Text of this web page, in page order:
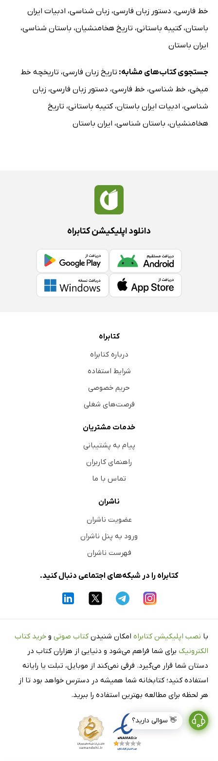
خط فارسی، دستور زبان فارسی، زبان شناسی، ادبیات ایران
باستان،کتیبه باستانی، تاریخ هخامنشیان، باستان شناسی،
ایران باستان
جستجوی کتاب‌های مشابه: تاریخ زبان فارسی، تاریخچه خط
میخی، خط شناسی، خط فارسی، دستور زبان فارسی، زبان
شناسی، ادبیات ایران باستان،کتیبه باستانی، تاریخ
هخامنشیان، باستان شناسی، ایران باستان
👋 سوالی دارید؟
دانلود اپلیکیشن کتابراه
کتابراه
درباره کتابراه
شرایط استفاده
حریم خصوصی
فرصت‌های شغلی
خدمات مشتریان
پیام به پشتیبانی
راهنمای کاربران
تماس با ما
ناشران
عضویت ناشران
ورود به پنل ناشران
فهرست ناشران
کتابراه را در شبکه‌های اجتماعی دنبال کنید.
با نصب اپلیکیشن کتابراه امکان شنیدن کتاب صوتی و خرید کتاب
الکترونیک برای شما فراهم می‌شود و دنیایی از هزاران کتاب در
دستان شما قرار می‌گیرد. فرقی نمی‌کند از موبایل، تبلت یا رایانه
استفاده کنید؛ کتابخانه شما همیشه در دسترس خواهد بود تا از
هر لحظه برای مطالعه بهترین استفاده را ببرید.